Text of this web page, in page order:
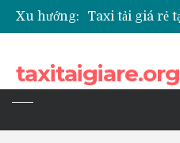
Xu hướng:
taxitaigiare.org